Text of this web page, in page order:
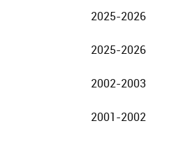
Göteborgs
2025-2026
2025-2026
2002-2003
2001-2002